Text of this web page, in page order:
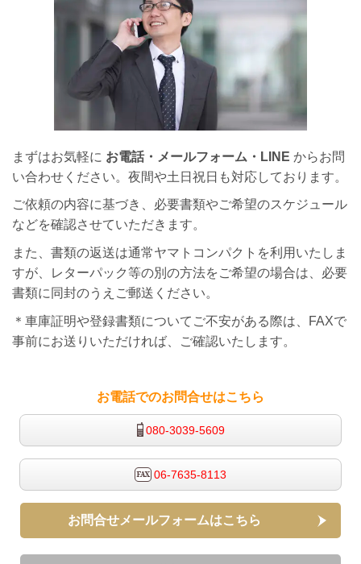
まずはお気軽に お電話・メールフォーム・LINE からお問
い合わせください。夜間や土日祝日も対応しております。
ご依頼の内容に基づき、必要書類やご希望のスケジュール
などを確認させていただきます。
また、書類の返送は通常ヤマトコンパクトを利用いたしま
すが、レターパック等の別の方法をご希望の場合は、必要
書類に同封のうえご郵送ください。
＊車庫証明や登録書類についてご不安がある際は、FAXで
事前にお送りいただければ、ご確認いたします。
お電話でのお問合せはこちら
080-3039-5609
06-7635-8113
お問合せメールフォームはこちら